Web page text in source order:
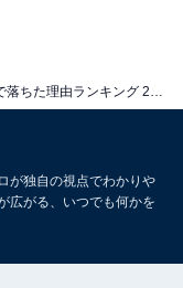
が独自の視点でわかりや
広がる、いつでも何かを